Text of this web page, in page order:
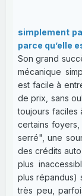
simplement
parce qu’elle
Son grand
mécanique
est facile à
de prix, sans
toujours faciles
certains
serré", une
des crédits
plus
plus répandus)
très peu,